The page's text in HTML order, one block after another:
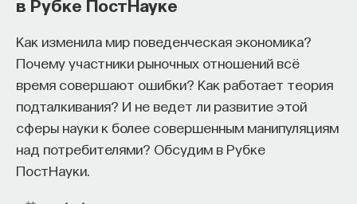
в Рубке ПостНауке
Как изменила мир поведенческая экономика?
Почему участники рыночных отношений всё
время совершают ошибки? Как работает теория
подталкивания? И не ведет ли развитие этой
сферы науки к более совершенным манипуляциям
над потребителями? Обсудим в Рубке
ПостНауки.
Основатель ПостНауки Ивар
Максутов запускает сервис, который
поможет найти свою нишу
в глобальных deep tech и биотех
компаниях
В 2012 годуИвар Максутов
ПостНаука, который дал голос учёным и навсегда
Как миграция влияет на развитие
музыкальных жанров